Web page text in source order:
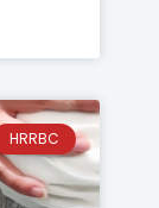
HRRBC